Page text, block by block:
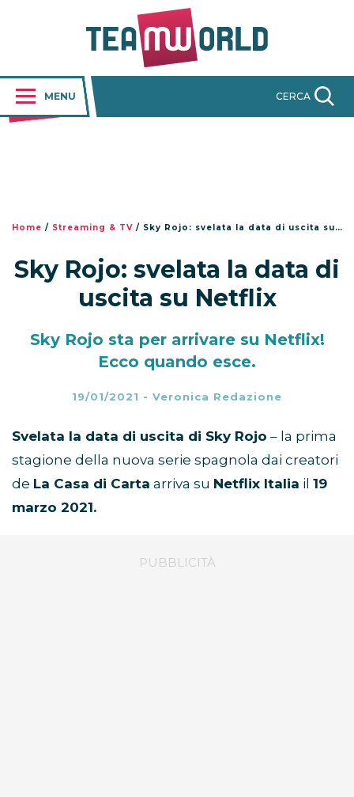
MENU CERCA
Home / Streaming & TV / Sky Rojo: svelata la data di uscita su Netflix
Sky Rojo: svelata la data di
uscita su Netflix
Sky Rojo sta per arrivare su Netflix!
Ecco quando esce.
19/01/2021 - Veronica Redazione
Svelata la data di uscita di Sky Rojo – la prima
stagione della nuova serie spagnola dai creatori
de La Casa di Carta arriva su Netflix Italia il 19
marzo 2021.